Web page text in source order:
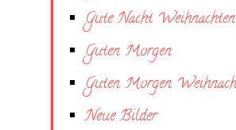
Gute Nacht Weihnachten
Guten Morgen
Guten Morgen
Neue Bilder